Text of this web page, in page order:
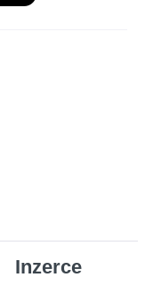
Inzerce